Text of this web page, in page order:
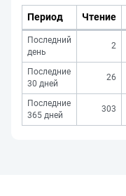
Период Чтение
Последний
день
2
Последние
30 дней
26
Последние
365 дней
303